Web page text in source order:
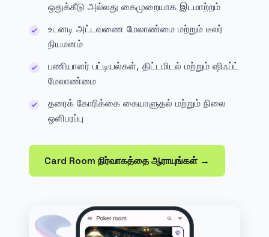
ஒதுக்கீடு அல்லது கைமுறையாக இடமாற்றம்
உடனடி அட்டவணை மேலாண்மை மற்றும் டீலர்
நியமனம்
பணியாளர் பட்டியல்கள், திட்டமிடல் மற்றும் ஷிஃப்ட்
மேலாண்மை
தரைக் கோரிக்கை கையாளுதல் மற்றும் நிலை
ஒளிபரப்பு
Card Room நிர்வாகத்தை ஆராயுங்கள் →